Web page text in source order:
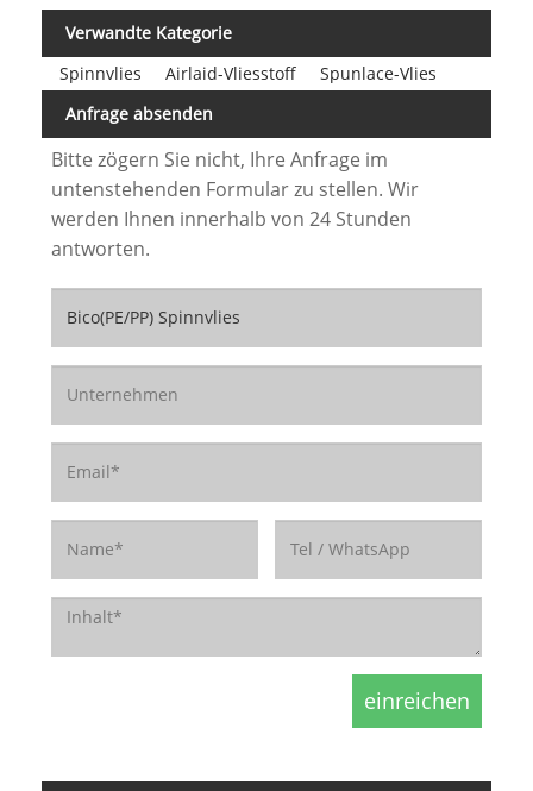
Verwandte Kategorie
Spinnvlies
Airlaid-Vliesstoff
Spunlace-Vlies
Anfrage absenden
Bitte zögern Sie nicht, Ihre Anfrage im
untenstehenden Formular zu stellen. Wir
werden Ihnen innerhalb von 24 Stunden
antworten.